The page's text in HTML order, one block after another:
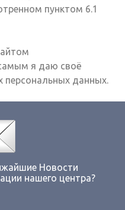
пунктом 6.1
я даю своё
персональных данных.
Новости
нашего центра?